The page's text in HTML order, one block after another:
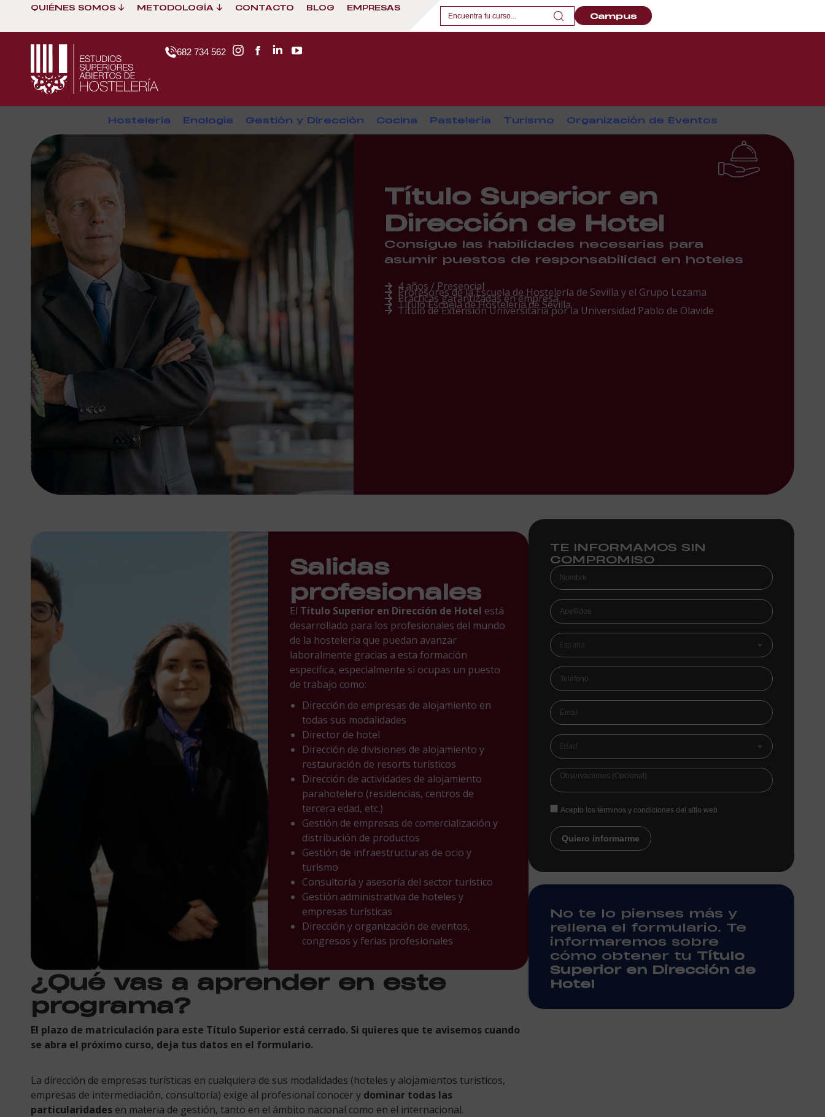
QUIÉNES SOMOS METODOLOGÍA CONTACTO BLOG EMPRESAS
Campus
682 734 562
Hostelería Enología Gestión y Dirección Cocina Pastelería Turismo Organización de Eventos
Título Superior en
Dirección de Hotel
Consigue las habilidades necesarias para
asumir puestos de responsabilidad en hoteles
4 años / Presencial
Profesores de la Escuela de Hostelería de Sevilla y el Grupo Lezama
Prácticas garantizadas en empresa
Título Escuela de Hostelería de Sevilla
Título de Extensión Universitaria por la Universidad Pablo de Olavide
Salidas
profesionales
El Título Superior en Dirección de Hotel está
desarrollado para los profesionales del mundo
de la hostelería que puedan avanzar
laboralmente gracias a esta formación
específica, especialmente si ocupas un puesto
de trabajo como:
Dirección de empresas de alojamiento en
todas sus modalidades
Director de hotel
Dirección de divisiones de alojamiento y
restauración de resorts turísticos
Dirección de actividades de alojamiento
parahotelero (residencias, centros de
tercera edad, etc.)
Gestión de empresas de comercialización y
distribución de productos
Gestión de infraestructuras de ocio y
turismo
Consultoría y asesoría del sector turístico
Gestión administrativa de hoteles y
empresas turísticas
Dirección y organización de eventos,
congresos y ferias profesionales
¿Qué vas a aprender en este
programa?
El plazo de matriculación para este Título Superior está cerrado. Si quieres que te avisemos cuando
se abra el próximo curso, deja tus datos en el formulario.
La dirección de empresas turísticas en cualquiera de sus modalidades (hoteles y alojamientos turísticos,
empresas de intermediación, consultoría) exige al profesional conocer y dominar todas las
particularidades en materia de gestión, tanto en el ámbito nacional como en el internacional.
TE INFORMAMOS SIN
COMPROMISO
Acepto los términos y condiciones del sitio web
Quiero informarme
No te lo pienses más y
rellena el formulario. Te
informaremos sobre
cómo obtener tu Título
Superior en Dirección de
Hotel